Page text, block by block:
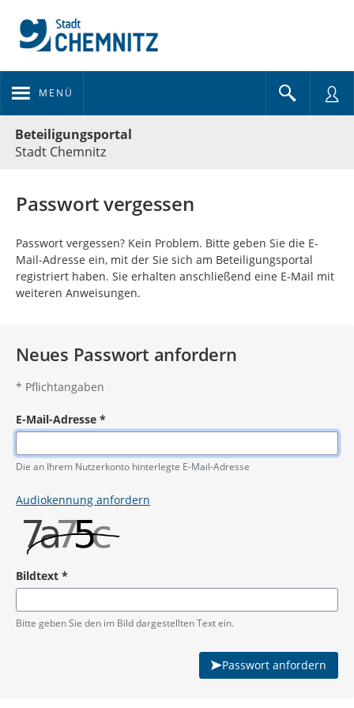
MENÜ
Beteiligungsportal
Stadt Chemnitz
Passwort vergessen
Passwort vergessen? Kein Problem. Bitte geben Sie die E-
Mail-Adresse ein, mit der Sie sich am Beteiligungsportal
registriert haben. Sie erhalten anschließend eine E-Mail mit
weiteren Anweisungen.
Neues Passwort anfordern
* Pflichtangaben
E-Mail-Adresse *
Pflichtangabe
Die an Ihrem Nutzerkonto hinterlegte E-Mail-Adresse
Audiokennung anfordern
Bildtext *
Pflichtangabe
Bitte geben Sie den im Bild dargestellten Text ein.
Passwort anfordern